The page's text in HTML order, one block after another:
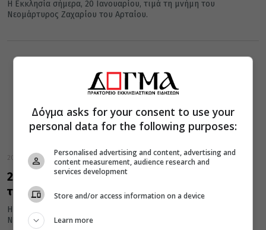
Η Εκκλησία σήμερα, 20 Ιανουαρίου, τιμά τη μνήμη του
Νεομάρτυρος Ζαχαρίου του Αρταίου.
20 Ιανουαρίου 2016
20 Ιανουαρίου: Εορτή Νεομάρτυρος Ζαχαρία
του Αρταίου
Η Εκκλησία σήμερα, 20 Ιανουαρίου, τιμά τη μνήμη του
Νεομάρτυρος Ζαχαρίου του Αρταίου.
Δόγμα asks for your consent to use your
personal data for the following purposes:
Personalised advertising and content, advertising and
content measurement, audience research and
services development
Store and/or access information on a device
Learn more